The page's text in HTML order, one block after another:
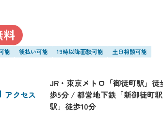
料
能 後払い可能 19時以降面談可能 土日相談可能
アクセス
JR・東京メトロ「御徒町駅」
歩5分 / 都営地下鉄「新御徒町
駅」徒歩10分